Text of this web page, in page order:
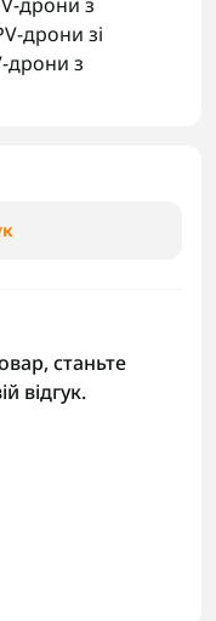
дрони зі
дрони з
станьте
відгук.